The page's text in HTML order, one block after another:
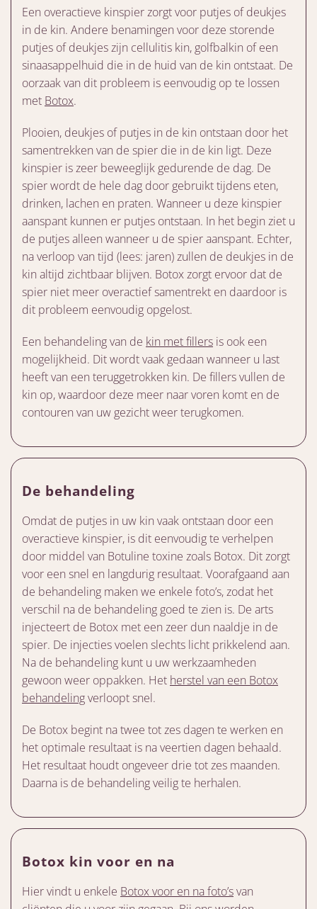
Een overactieve kinspier zorgt voor putjes of deukjes
in de kin. Andere benamingen voor deze storende
putjes of deukjes zijn cellulitis kin, golfbalkin of een
sinaasappelhuid die in de huid van de kin ontstaat. De
oorzaak van dit probleem is eenvoudig op te lossen
met Botox.
Plooien, deukjes of putjes in de kin ontstaan door het
samentrekken van de spier die in de kin ligt. Deze
kinspier is zeer beweeglijk gedurende de dag. De
spier wordt de hele dag door gebruikt tijdens eten,
drinken, lachen en praten. Wanneer u deze kinspier
aanspant kunnen er putjes ontstaan. In het begin ziet u
de putjes alleen wanneer u de spier aanspant. Echter,
na verloop van tijd (lees: jaren) zullen de deukjes in de
kin altijd zichtbaar blijven. Botox zorgt ervoor dat de
spier niet meer overactief samentrekt en daardoor is
dit probleem eenvoudig opgelost.
Een behandeling van de kin met fillers is ook een
mogelijkheid. Dit wordt vaak gedaan wanneer u last
heeft van een teruggetrokken kin. De fillers vullen de
kin op, waardoor deze meer naar voren komt en de
contouren van uw gezicht weer terugkomen.
De behandeling
Omdat de putjes in uw kin vaak ontstaan door een
overactieve kinspier, is dit eenvoudig te verhelpen
door middel van Botuline toxine zoals Botox. Dit zorgt
voor een snel en langdurig resultaat. Voorafgaand aan
de behandeling maken we enkele foto’s, zodat het
verschil na de behandeling goed te zien is. De arts
injecteert de Botox met een zeer dun naaldje in de
spier. De injecties voelen slechts licht prikkelend aan.
Na de behandeling kunt u uw werkzaamheden
gewoon weer oppakken. Het herstel van een Botox
behandelingverloopt snel.
De Botox begint na twee tot zes dagen te werken en
het optimale resultaat is na veertien dagen behaald.
Het resultaat houdt ongeveer drie tot zes maanden.
Daarna is de behandeling veilig te herhalen.
Botox kin voor en na
Hier vindt u enkele Botox voor en na foto’svan